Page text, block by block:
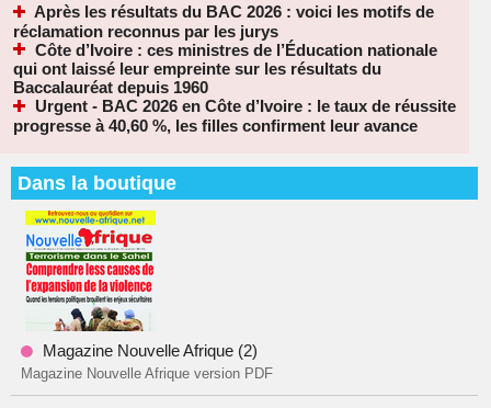
Après les résultats du BAC 2026 : voici les motifs de
réclamation reconnus par les jurys
Côte d’Ivoire : ces ministres de l’Éducation nationale
qui ont laissé leur empreinte sur les résultats du
Baccalauréat depuis 1960
Urgent - BAC 2026 en Côte d’Ivoire : le taux de réussite
progresse à 40,60 %, les filles confirment leur avance
Dans la boutique
Magazine Nouvelle Afrique (2)
Magazine Nouvelle Afrique version PDF